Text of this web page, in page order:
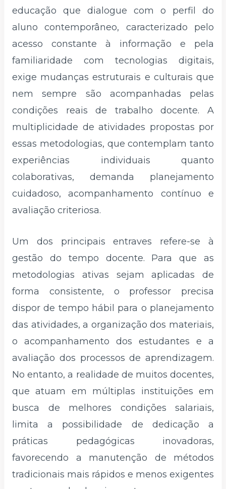
educação que dialogue com o perfil do
aluno contemporâneo, caracterizado pelo
acesso constante à informação e pela
familiaridade com tecnologias digitais,
exige mudanças estruturais e culturais que
nem sempre são acompanhadas pelas
condições reais de trabalho docente. A
multiplicidade de atividades propostas por
essas metodologias, que contemplam tanto
experiências individuais quanto
colaborativas, demanda planejamento
cuidadoso, acompanhamento contínuo e
avaliação criteriosa.
Um dos principais entraves refere-se à
gestão do tempo docente. Para que as
metodologias ativas sejam aplicadas de
forma consistente, o professor precisa
dispor de tempo hábil para o planejamento
das atividades, a organização dos materiais,
o acompanhamento dos estudantes e a
avaliação dos processos de aprendizagem.
No entanto, a realidade de muitos docentes,
que atuam em múltiplas instituições em
busca de melhores condições salariais,
limita a possibilidade de dedicação a
práticas pedagógicas inovadoras,
favorecendo a manutenção de métodos
tradicionais mais rápidos e menos exigentes